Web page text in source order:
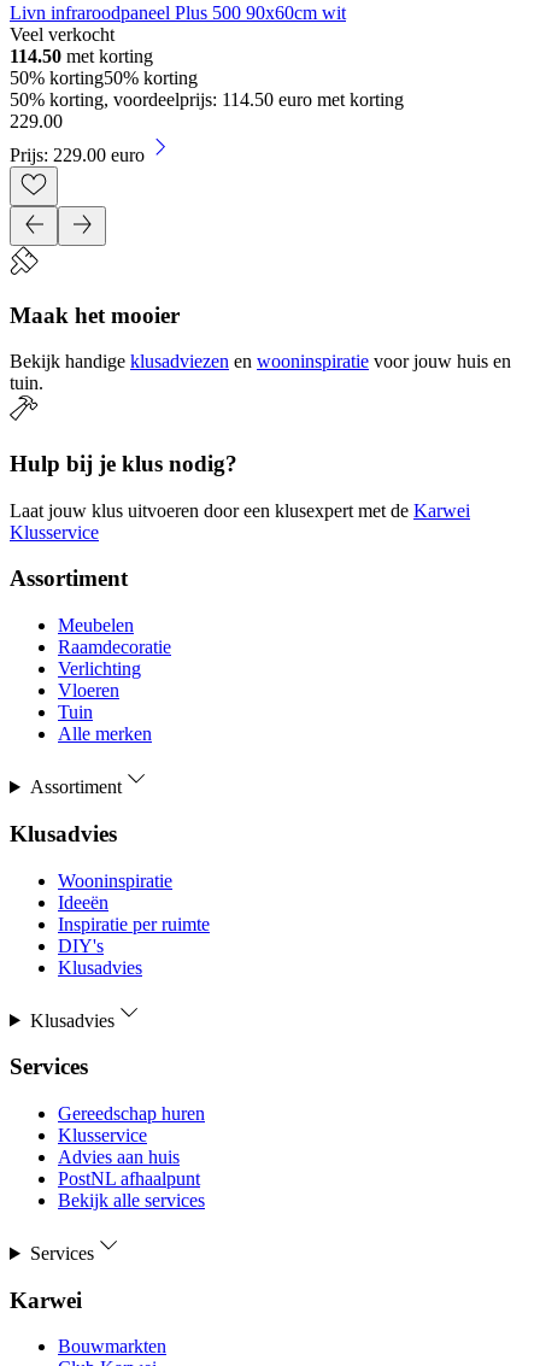
Livn infraroodpaneel Plus 500 90x60cm wit
Veel verkocht
114.50 met korting
50% korting50% korting
50% korting, voordeelprijs: 114.50 euro met korting
229.00
Prijs: 229.00 euro
Maak het mooier
Bekijk handige klusadviezen en wooninspiratie voor jouw huis en
tuin.
Hulp bij je klus nodig?
Laat jouw klus uitvoeren door een klusexpert met de Karwei
Klusservice
Assortiment
Meubelen
Raamdecoratie
Verlichting
Vloeren
Tuin
Alle merken
Assortiment
Klusadvies
Wooninspiratie
Ideeën
Inspiratie per ruimte
DIY's
Klusadvies
Klusadvies
Services
Gereedschap huren
Klusservice
Advies aan huis
PostNL afhaalpunt
Bekijk alle services
Services
Karwei
Bouwmarkten